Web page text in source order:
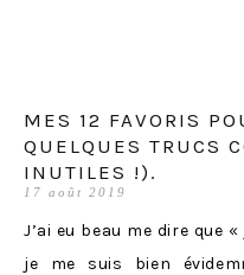
MES 12 FAVORIS
QUELQUES TRUCS
INUTILES !).
17 août 2019
J’ai eu beau me dire que
je me suis bien